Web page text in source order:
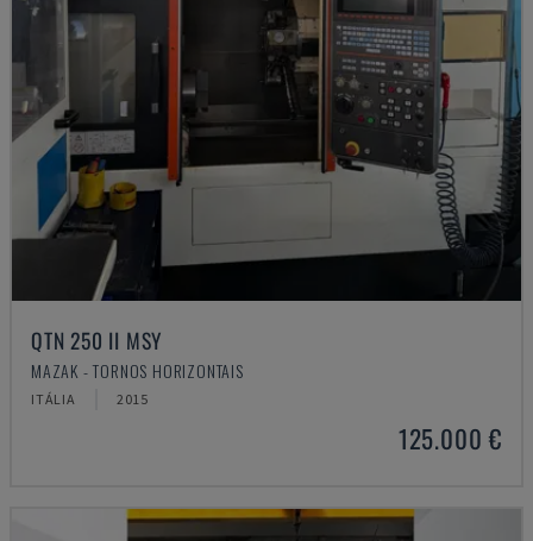
QTN 250 II MSY
MAZAK - TORNOS HORIZONTAIS
ITÁLIA 2015
125.000 €